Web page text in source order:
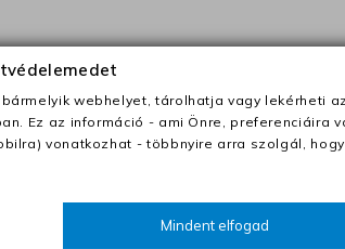
belül a megrendelés e-mailben /
Ft utánvétte)
fel (oda -vissza út)
Öntől a terméket/termékeket, vagy más
a visszaküldés könnyebb azonosítása
webhelyet, tárolhatja vagy lekérheti
Ez az információ - ami Önre, preferenciáira
vonatkozhat - többnyire arra szolgál,
Mindent elfogad